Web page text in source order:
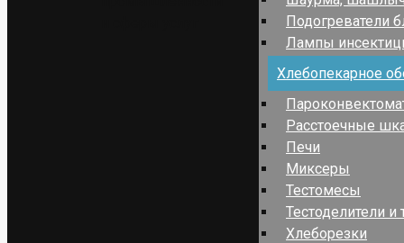
Подогреватели
Лампы
Хлебопекарное
Расстоечные
Печи
Миксеры
Тестомесы
Тестоделители и
Хлеборезки